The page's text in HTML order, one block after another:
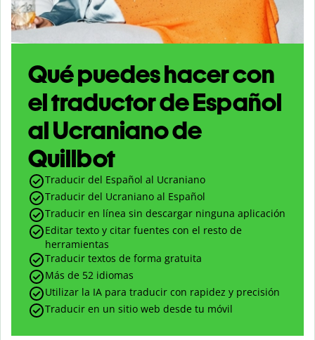
Qué puedes hacer con
el traductor de Español
al Ucraniano de
Quillbot
Traducir del Español al Ucraniano
Traducir del Ucraniano al Español
Traducir en línea sin descargar ninguna aplicación
Editar texto y citar fuentes con el resto de
herramientas
Traducir textos de forma gratuita
Más de 52 idiomas
Utilizar la IA para traducir con rapidez y precisión
Traducir en un sitio web desde tu móvil